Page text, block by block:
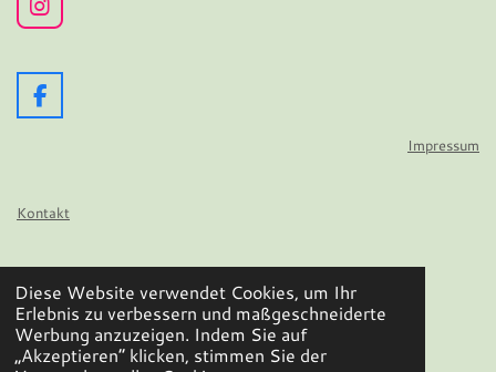
Diese Website verwendet Cookies, um Ihr
Erlebnis zu verbessern und maßgeschneiderte
Werbung anzuzeigen. Indem Sie auf
„Akzeptieren“ klicken, stimmen Sie der
I
n
t
a
g
F
a
o
Impressum
Kontakt
© 2024 - 2026 Wir flattern auf
Mit Unterstützung vonWebador